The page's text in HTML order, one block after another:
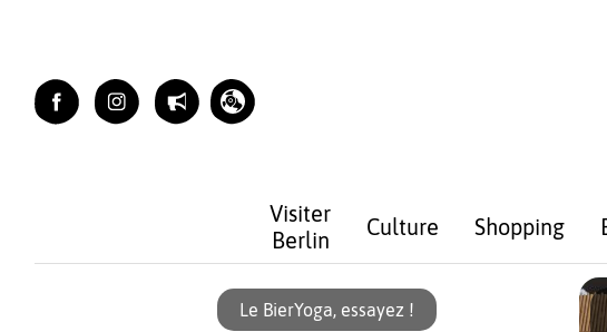
Visiter
Berlin
Culture Shopping
Le BierYoga, essayez !